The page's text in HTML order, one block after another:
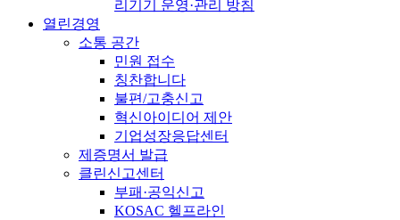
리기기 운영·관리 방침
열린경영
소통 공간
민원 접수
칭찬합니다
불편/고충신고
혁신아이디어 제안
기업성장응답센터
제증명서 발급
클린신고센터
부패·공익신고
KOSAC 헬프라인